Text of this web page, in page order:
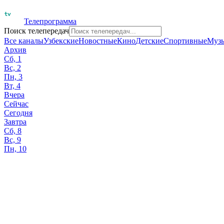
Телепрограмма
Поиск телепередач
Все каналыУзбекскиеНовостныеКиноДетскиеСпортивные
Архив
Сб, 1
Вс, 2
Пн, 3
Вт, 4
Вчера
Сейчас
Сегодня
Завтра
Сб, 8
Вс, 9
Пн, 10